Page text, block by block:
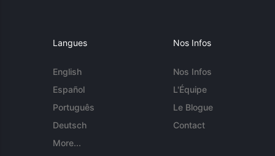
Langues
English
Español
Português
Deutsch
More...
Nos Infos
Nos Infos
L'Équipe
Le Blogue
Contact